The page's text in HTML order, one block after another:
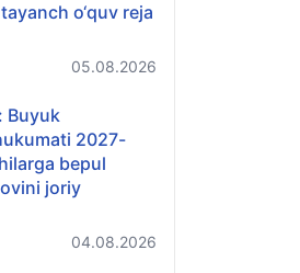
o‘quv reja
05.08.2026
Buyuk
2027-
bepul
joriy
04.08.2026